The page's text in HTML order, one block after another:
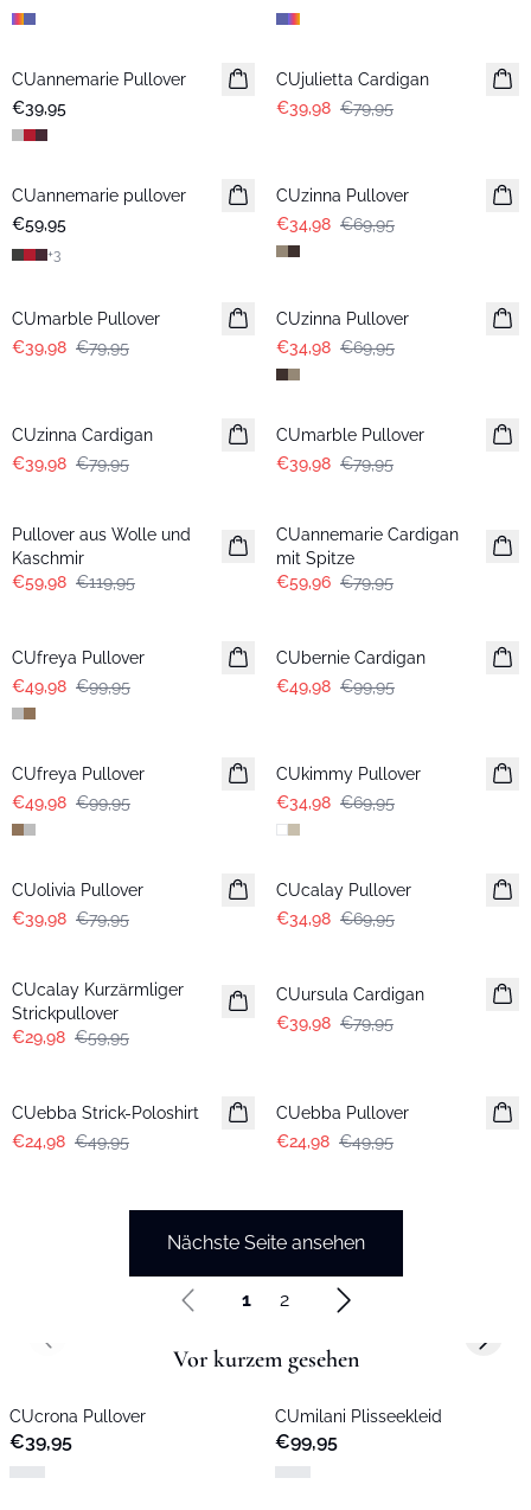
CUannemarie Pullover
€39,95
-50%
CUjulietta Cardigan
€39,98 €79,95
CUannemarie pullover
€59,95
+3
CUzinna Pullover
€34,98 €69,95
CUmarble Pullover
€39,98 €79,95
CUzinna Pullover
€34,98 €69,95
CUzinna Cardigan
€39,98 €79,95
-50%
CUmarble Pullover
€39,98 €79,95
Pullover aus Wolle und
Kaschmir
€59,98 €119,95
CUannemarie Cardigan
mit Spitze
€59,96 €79,95
CUfreya Pullover
€49,98 €99,95
CUbernie Cardigan
€49,98 €99,95
-50%
CUfreya Pullover
€49,98 €99,95
CUkimmy Pullover
€34,98 €69,95
-50%
CUolivia Pullover
€39,98 €79,95
-50%
CUcalay Pullover
€34,98 €69,95
CUcalay Kurzärmliger
Strickpullover
€29,98 €59,95
CUursula Cardigan
€39,98 €79,95
CUebba Strick-Poloshirt
€24,98 €49,95
CUebba Pullover
€24,98 €49,95
Nächste Seite ansehen
1 2
Vor kurzem gesehen
CUcrona Pullover
€39,95
CUmilani Plisseekleid
€99,95
Previous slide Next